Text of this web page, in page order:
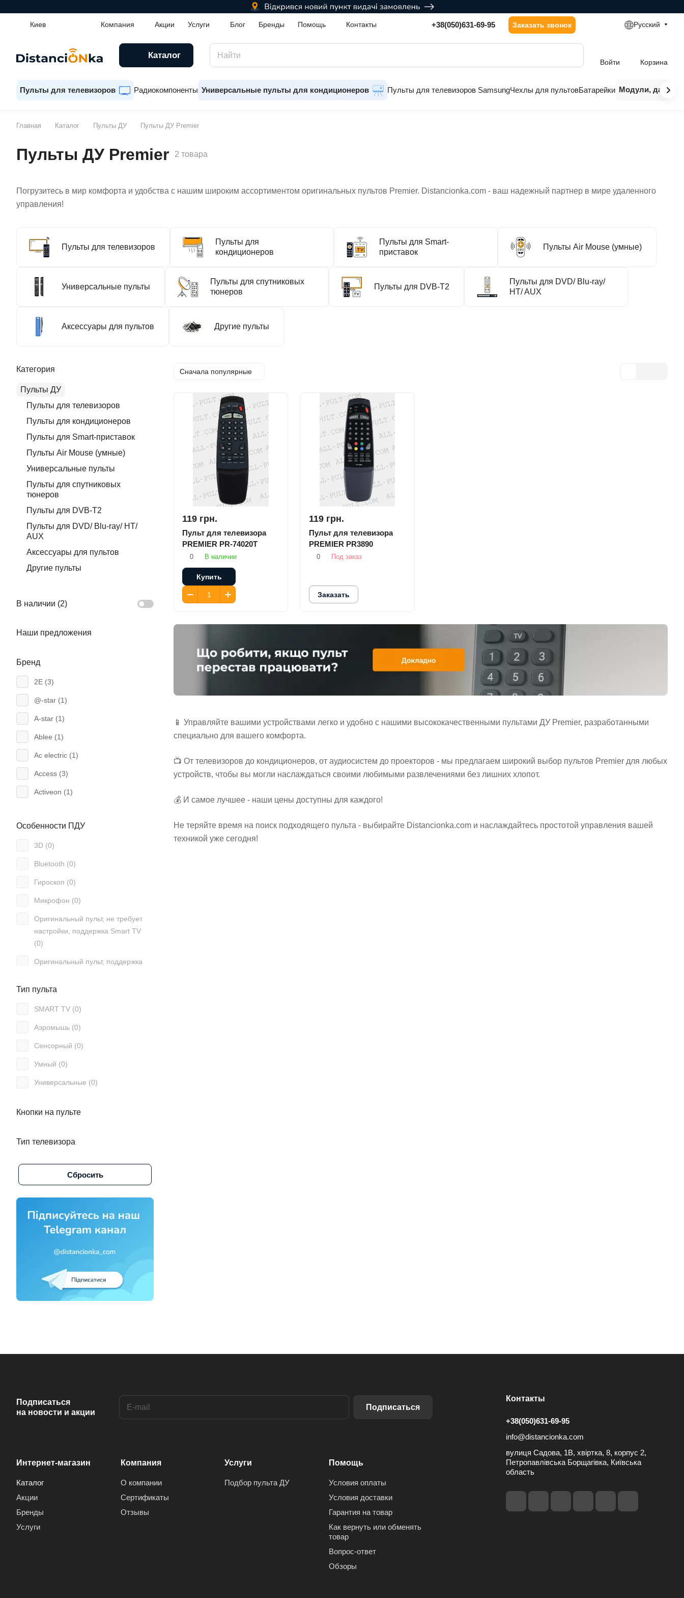
Киев Компания Акции Услуги Блог Бренды Помощь Контакты +38(050)631-69-95 Заказать звонок Русский
Каталог
Войти Корзина
Пульты для телевизоров Радиокомпоненты Универсальные пульты для кондиционеров Пульты для телевизоров SamsungЧехлы для пультовБатарейки Модули,
Главная Каталог Пульты ДУ Пульты ДУ Premier
Пульты ДУ Premier 2 товара
Погрузитесь в мир комфорта и удобства с нашим широким ассортиментом оригинальных пультов Premier. Distancionka.com - ваш надежный партнер в мире удаленного
управления!
Пульты для телевизоров
Пульты для
кондиционеров
Пульты для Smart-
приставок
Пульты Air Mouse (умные)
Универсальные пульты
Пульты для спутниковых
тюнеров
Пульты для DVB-T2
Пульты для DVD/ Blu-ray/
HT/ AUX
Аксессуары для пультов Другие пульты
Сначала популярные
119 грн.
Пульт для телевизора
PREMIER PR-74020T
0 В наличии
Купить
119 грн.
Пульт для телевизора
PREMIER PR3890
0 Под заказ
Заказать
📱 Управляйте вашими устройствами легко и удобно с нашими высококачественными пультами ДУ Premier, разработанными
специально для вашего комфорта.
📺 От телевизоров до кондиционеров, от аудиосистем до проекторов - мы предлагаем широкий выбор пультов Premier для любых
устройств, чтобы вы могли наслаждаться своими любимыми развлечениями без лишних хлопот.
💰 И самое лучшее - наши цены доступны для каждого!
Не теряйте время на поиск подходящего пульта - выбирайте Distancionka.com и наслаждайтесь простотой управления вашей
техникой уже сегодня!
Категория
Пульты ДУ
Пульты для телевизоров
Пульты для кондиционеров
Пульты для Smart-приставок
Пульты Air Mouse (умные)
Универсальные пульты
Пульты для спутниковых
тюнеров
Пульты для DVB-T2
Пульты для DVD/ Blu-ray/ HT/
AUX
Аксессуары для пультов
Другие пульты
В наличии (2)
Наши предложения
Бренд
2E (3)
@-star (1)
A-star (1)
Ablee (1)
Ac electric (1)
Access (3)
Activeon (1)
Aeg (5)
Ag (1)
Air mouse (18
Airwell (3)
Aiwa (19)
Akai (67)
Alfa (3)
Allsky ( )
Allview (2)
Alma (1)
Almacom (
Alpari (10)
Alpin (3)
Amcol (6)
AMCV (2)
Amiko (3)
1)
Amino (1)
Aoc (3)
Arrox (
Особенности ПДУ
3D (0)
Bluetooth (0)
Гироскоп (0)
Микрофон (0)
Оригинальный пульт, не требует
настройки, поддержка Smart TV
(0)
Оригинальный пульт, поддержка
(0)
Тип пульта
SMART TV (0)
Аэромышь (0)
Сенсорный (0)
Умный (0)
Универсальные (0)
Кнопки на пульте
Тип телевизора
Сбросить
Подписаться
на новости и акции
Подписаться
Интернет-магазин
Каталог
Акции
Бренды
Услуги
Компания
О компании
Сертификаты
Отзывы
Услуги
Подбор пульта ДУ
Помощь
Условия оплаты
Условия доставки
Гарантия на товар
Как вернуть или обменять
товар
Вопрос-ответ
Обзоры
Контакты
+38(050)631-69-95
info@distancionka.com
вулиця Садова, 1В, хвіртка, 8, корпус 2,
Петропавлівська Борщагівка, Київська
область